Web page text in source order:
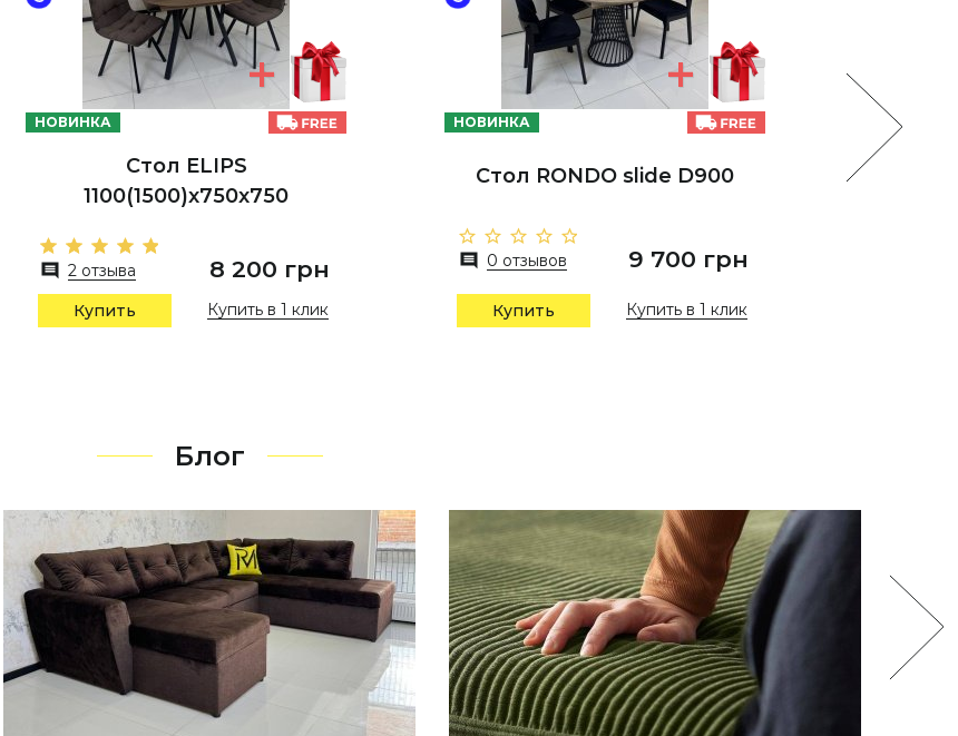
НОВИНКА
Стол ELIPS
1100(1500)x750x750
2 отзыва 8 200 грн
Купить Купить в 1 клик
НОВИНКА
Стол RONDO slide D900
0 отзывов 9 700 грн
Купить Купить в 1 клик
НОВИНКА
Блог